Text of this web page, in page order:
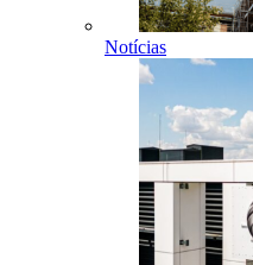
Notícias